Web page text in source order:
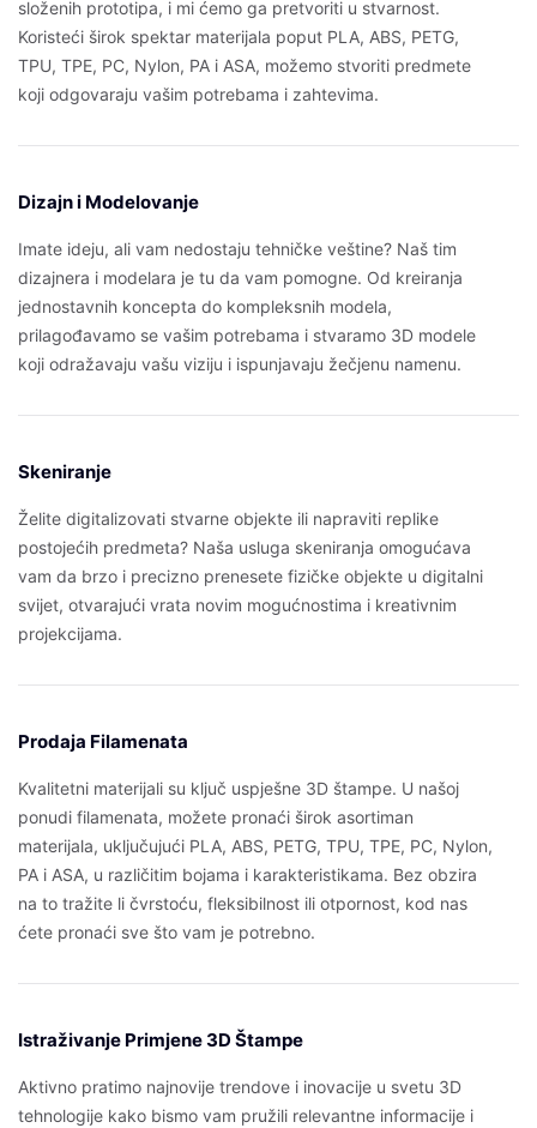
složenih prototipa, i mi ćemo ga pretvoriti u stvarnost.
Koristeći širok spektar materijala poput PLA, ABS, PETG,
TPU, TPE, PC, Nylon, PA i ASA, možemo stvoriti predmete
koji odgovaraju vašim potrebama i zahtevima.
Dizajn i Modelovanje
Imate ideju, ali vam nedostaju tehničke veštine? Naš tim
dizajnera i modelara je tu da vam pomogne. Od kreiranja
jednostavnih koncepta do kompleksnih modela,
prilagođavamo se vašim potrebama i stvaramo 3D modele
koji odražavaju vašu viziju i ispunjavaju žečjenu namenu.
Skeniranje
Želite digitalizovati stvarne objekte ili napraviti replike
postojećih predmeta? Naša usluga skeniranja omogućava
vam da brzo i precizno prenesete fizičke objekte u digitalni
svijet, otvarajući vrata novim mogućnostima i kreativnim
projekcijama.
Prodaja Filamenata
Kvalitetni materijali su ključ uspješne 3D štampe. U našoj
ponudi filamenata, možete pronaći širok asortiman
materijala, uključujući PLA, ABS, PETG, TPU, TPE, PC, Nylon,
PA i ASA, u različitim bojama i karakteristikama. Bez obzira
na to tražite li čvrstoću, fleksibilnost ili otpornost, kod nas
ćete pronaći sve što vam je potrebno.
Istraživanje Primjene 3D Štampe
Aktivno pratimo najnovije trendove i inovacije u svetu 3D
tehnologije kako bismo vam pružili relevantne informacije i